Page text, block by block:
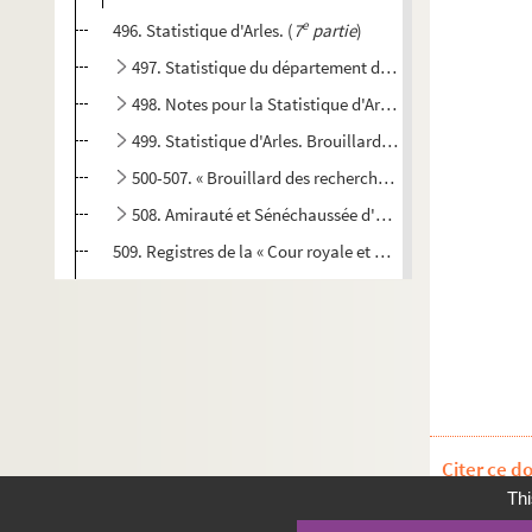
496. Statistique d'Arles. (7e partie)
497. Statistique du département des Bouches-du-
498. Notes pour la Statistique d'Arles, par P. Véran
499. Statistique d'Arles. Brouillard sur les Antiquités.
500-507. « Brouillard des recherches pour la
508. Amirauté et Sénéchaussée d'Arles
509. Registres de la « Cour royale et ordinaire d'Arles »
510. Recueil de pièces et de notes par Robolly. Ferme
511. Recueil de mémoires et arrêts pour la
512. Procès entre la Fabrique de Saint-Trophime et
513. Mandats de comparution par-devant Gabriel,
514. Reconnaissance du bien patrimonial de la
515. Recueil de fondations de chapelles et de messes,
Citer ce